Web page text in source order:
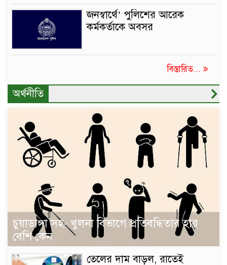
জনস্বার্থে’ পুলিশের আরেক
কর্মকর্তাকে অবসর
বিস্তারিত...
অর্থনীতি
চুয়াডাঙ্গা সহ- খুলনা বিভাগে প্রতিবন্ধিতার হার
বেশি কেন
তেলের দাম বাড়ল, রাতেই